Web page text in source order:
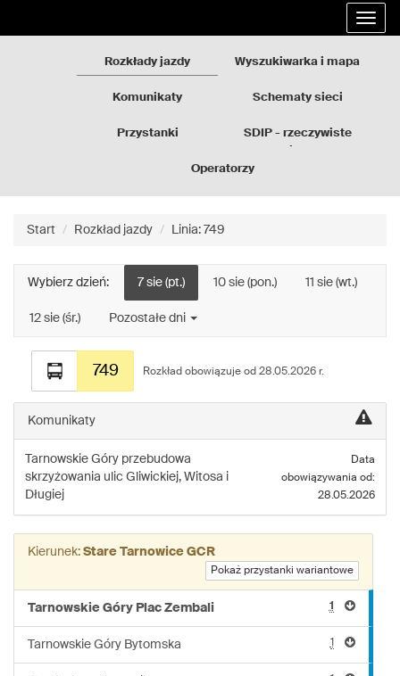
Rozkłady jazdy Wyszukiwarka i mapa
Komunikaty Schematy sieci
Przystanki
SDIP - rzeczywiste
Operatorzy
Start Rozkład jazdy Linia: 749
Wybierz dzień: 7 sie (pt.) 10 sie (pon.) 11 sie (wt.)
12 sie (śr.) Pozostałe dni
749
jazdy
linii:
Rozkład obowiązuje od 28.05.2026 r.
Komunikaty
Tarnowskie Góry przebudowa
skrzyżowania ulic Gliwickiej, Witosa i
Długiej
Data
obowiązywania od:
28.05.2026
Kierunek: Stare Tarnowice GCR
Pokaż przystanki wariantowe
Tarnowskie Góry Plac Zembali 1
Tarnowskie Góry Bytomska 1